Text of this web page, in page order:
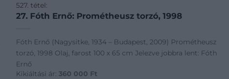
527. tétel:
27. Fóth Ernő: Prométheusz torzó, 1998
Fóth Ernő (Nagysitke, 1934 – Budapest, 2009) Prométheusz
torzó, 1998 Olaj, farost 100 x 65 cm Jelezve jobbra lent: Fóth
Ernő
Kikiáltási ár:360 000 Ft